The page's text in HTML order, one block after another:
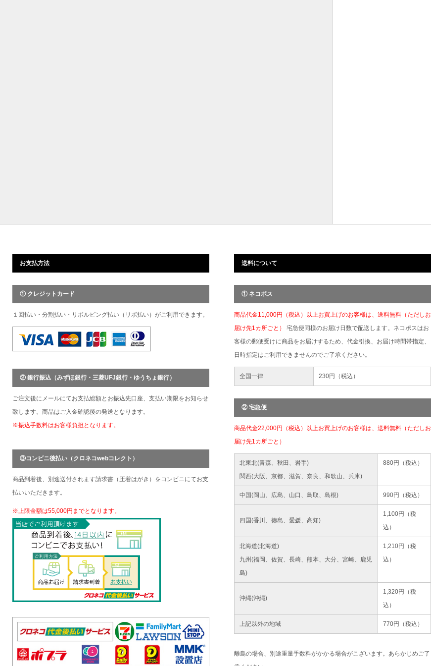
お支払方法
① クレジットカード
１回払い・分割払い・リボルビング払い（リボ払い）がご利用できます。
② 銀行振込（みずほ銀行・三菱UFJ銀行・ゆうちょ銀行）
ご注文後にメールにてお支払総額とお振込先口座、支払い期限をお知らせ
致します。商品はご入金確認後の発送となります。
※振込手数料はお客様負担となります。
③コンビニ後払い（クロネコwebコレクト）
商品到着後、別途送付されます請求書（圧着はがき）をコンビニにてお支
払いいただきます。
※上限金額は55,000円までとなります。
送料について
① ネコポス
商品代金11,000円（税込）以上お買上げのお客様は、送料無料（ただしお
届け先1カ所ごと） 宅急便同様のお届け日数で配送します。ネコポスはお
客様の郵便受けに商品をお届けするため、代金引換、お届け時間帯指定、
日時指定はご利用できませんのでご了承ください。
全国一律 230円（税込）
② 宅急便
商品代金22,000円（税込）以上お買上げのお客様は、送料無料（ただしお
届け先1カ所ごと）
北東北(青森、秋田、岩手)
関西(大阪、京都、滋賀、奈良、和歌山、兵庫)
880円（税込）
中国(岡山、広島、山口、鳥取、島根) 990円（税込）
四国(香川、徳島、愛媛、高知)
1,100円（税
込）
北海道(北海道)
九州(福岡、佐賀、長崎、熊本、大分、宮崎、鹿児
島)
1,210円（税
込）
沖縄(沖縄)
1,320円（税
込）
上記以外の地域 770円（税込）
離島の場合、別途重量手数料がかかる場合がこざいます。あらかじめご了